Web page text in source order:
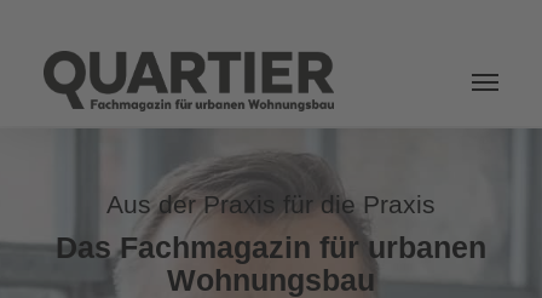
Aus der Praxis für die Praxis
Das Fachmagazin für urbanen
Wohnungsbau